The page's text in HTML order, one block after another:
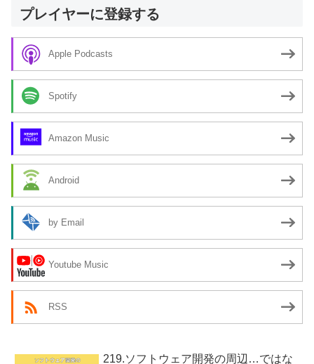
プレイヤーに登録する
Apple Podcasts
Spotify
Amazon Music
Android
by Email
Youtube Music
RSS
219.ソフトウェア開発の周辺…ではな